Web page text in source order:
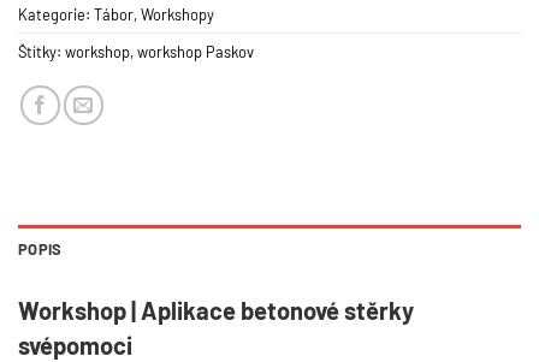
Kategorie: Tábor,Workshopy
Štítky: workshop,workshop Paskov
POPIS
Workshop | Aplikace betonové stěrky
svépomoci